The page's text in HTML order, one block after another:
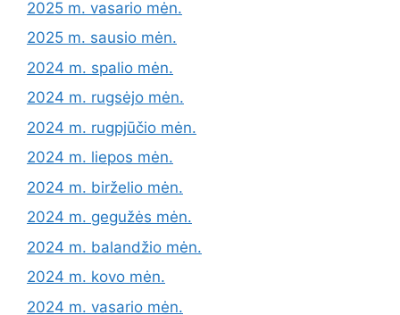
2025 m. vasario mėn.
2025 m. sausio mėn.
2024 m. spalio mėn.
2024 m. rugsėjo mėn.
2024 m. rugpjūčio mėn.
2024 m. liepos mėn.
2024 m. birželio mėn.
2024 m. gegužės mėn.
2024 m. balandžio mėn.
2024 m. kovo mėn.
2024 m. vasario mėn.